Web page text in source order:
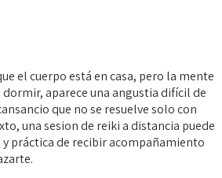
el cuerpo está en casa, pero la mente
aparece una angustia difícil de
que no se resuelve solo con
una sesion de reiki a distancia puede
práctica de recibir acompañamiento